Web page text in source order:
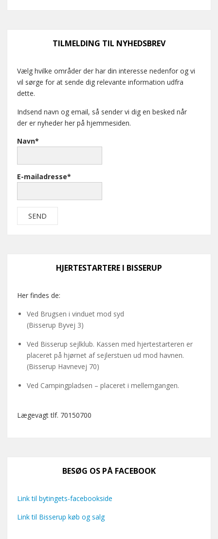
TILMELDING TIL NYHEDSBREV
Vælg hvilke områder der har din interesse nedenfor og vi
vil sørge for at sende dig relevante information udfra
dette.
Indsend navn og email, så sender vi dig en besked når
der er nyheder her på hjemmesiden.
Navn*
E-mailadresse*
HJERTESTARTERE I BISSERUP
Her findes de:
Ved Brugsen i vinduet mod syd
(Bisserup Byvej 3)
Ved Bisserup sejlklub. Kassen med hjertestarteren er
placeret på hjørnet af sejlerstuen ud mod havnen.
(Bisserup Havnevej 70)
Ved Campingpladsen – placeret i mellemgangen.
Lægevagt tlf. 70150700
BESØG OS PÅ FACEBOOK
Link til bytingets-facebookside
Link til Bisserup køb og salg